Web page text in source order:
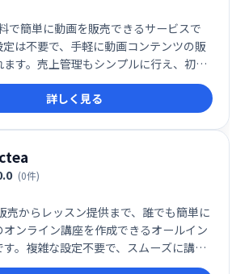
で簡単に動画を販売できるサービスで
は不要で、手軽に動画コンテンツの販
す。売上管理もシンプルに行え、初心
て利用できます。動画販売で収益化を目
すすめです。
詳しく見る
(0件)
売からレッスン提供まで、誰でも簡単に
オンライン講座を作成できるオールイン
す。複雑な設定不要で、スムーズに講座
可能。集客から販売、レッスン管理まで